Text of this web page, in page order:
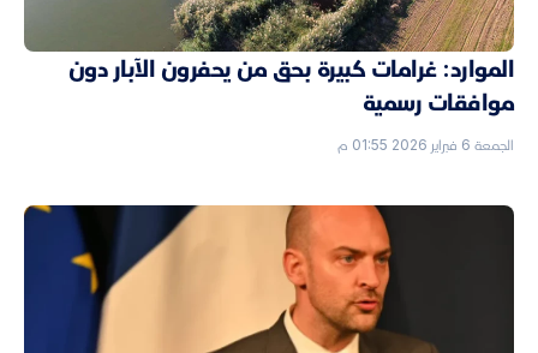
الموارد: غرامات كبيرة بحق من يحفرون الآبار دون
موافقات رسمية
الجمعة 6 فبراير 2026 01:55 م